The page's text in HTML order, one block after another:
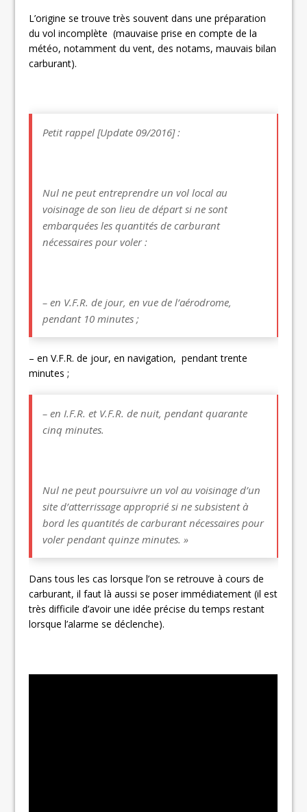
L’origine se trouve très souvent dans une préparation
du vol incomplète (mauvaise prise en compte de la
météo, notamment du vent, des notams, mauvais bilan
carburant).
Petit rappel [Update 09/2016] :
Nul ne peut entreprendre un vol local au
voisinage de son lieu de départ si ne sont
embarquées les quantités de carburant
nécessaires pour voler :
– en V.F.R. de jour, en vue de l’aérodrome,
pendant 10 minutes ;
– en V.F.R. de jour, en navigation, pendant trente
minutes ;
– en I.F.R. et V.F.R. de nuit, pendant quarante
cinq minutes.
Nul ne peut poursuivre un vol au voisinage d’un
site d’atterrissage approprié si ne subsistent à
bord les quantités de carburant nécessaires pour
voler pendant quinze minutes. »
Dans tous les cas lorsque l’on se retrouve à cours de
carburant, il faut là aussi se poser immédiatement (il est
très difficile d’avoir une idée précise du temps restant
lorsque l’alarme se déclenche).